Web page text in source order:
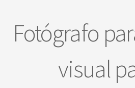
Fotógrafo
visual